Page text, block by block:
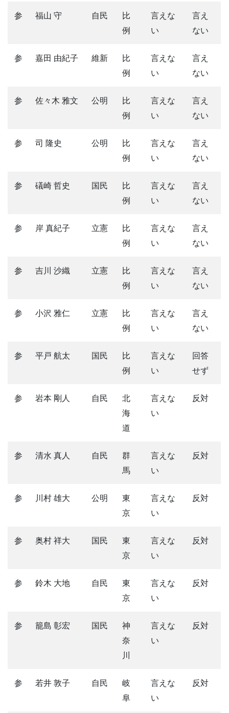
参 福山 守 自民
比
例
言えな
い
言え
ない
参 嘉田 由紀子 維新
比
例
言えな
い
言え
ない
参 佐々木 雅文 公明
比
例
言えな
い
言え
ない
参 司 隆史 公明
比
例
言えな
い
言え
ない
参 礒崎 哲史 国民
比
例
言えな
い
言え
ない
参 岸 真紀子 立憲
比
例
言えな
い
言え
ない
参 吉川 沙織 立憲
比
例
言えな
い
言え
ない
参 小沢 雅仁 立憲
比
例
言えな
い
言え
ない
参 平戸 航太 国民
比
例
言えな
い
回答
せず
参 岩本 剛人 自民
北
海
道
言えな
い
反対
参 清水 真人 自民
群
馬
言えな
い
反対
参 川村 雄大 公明
東
京
言えな
い
反対
参 奥村 祥大 国民
東
京
言えな
い
反対
参 鈴木 大地 自民
東
京
言えな
い
反対
参 籠島 彰宏 国民
神
奈
川
言えな
い
反対
参 若井 敦子 自民
岐
阜
言えな
い
反対